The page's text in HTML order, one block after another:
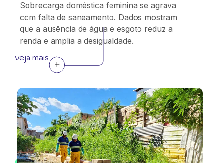
Sobrecarga doméstica feminina se agrava
com falta de saneamento. Dados mostram
que a ausência de água e esgoto reduz a
renda e amplia a desigualdade.
veja mais